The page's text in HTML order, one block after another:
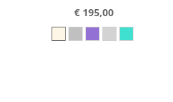
€ 195,00